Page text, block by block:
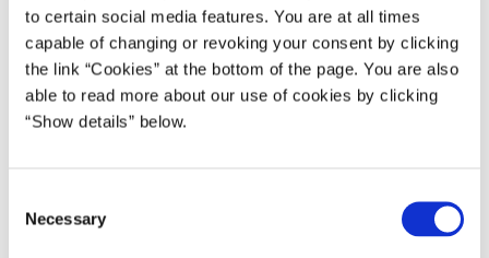
to certain social media features. You are at all times
capable of changing or revoking your consent by clicking
the link “Cookies” at the bottom of the page. You are also
able to read more about our use of cookies by clicking
“Show details” below.
Necessary
ellers ville have ydet i henhold til sin ansættelseskontrakt.
Aftalen gælder for alle offentligt og privat ansatte, der
vurderer at have haft øgede indtægter fra corona-relateret
kravene, får man sin pensionsudbetaling korrigeret i
forbindelse med efterreguleringen, som sker en gang om